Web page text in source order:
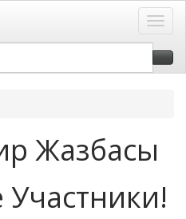
Жазбасы